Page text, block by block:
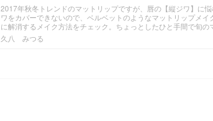
2017年秋冬トレンドのマットリップですが、唇の【縦ジワ】に
ワをカバーできないので、ベルベットのようなマットリップメ
に解消するメイク方法をチェック。ちょっとしたひと手間で旬
久八 みつる